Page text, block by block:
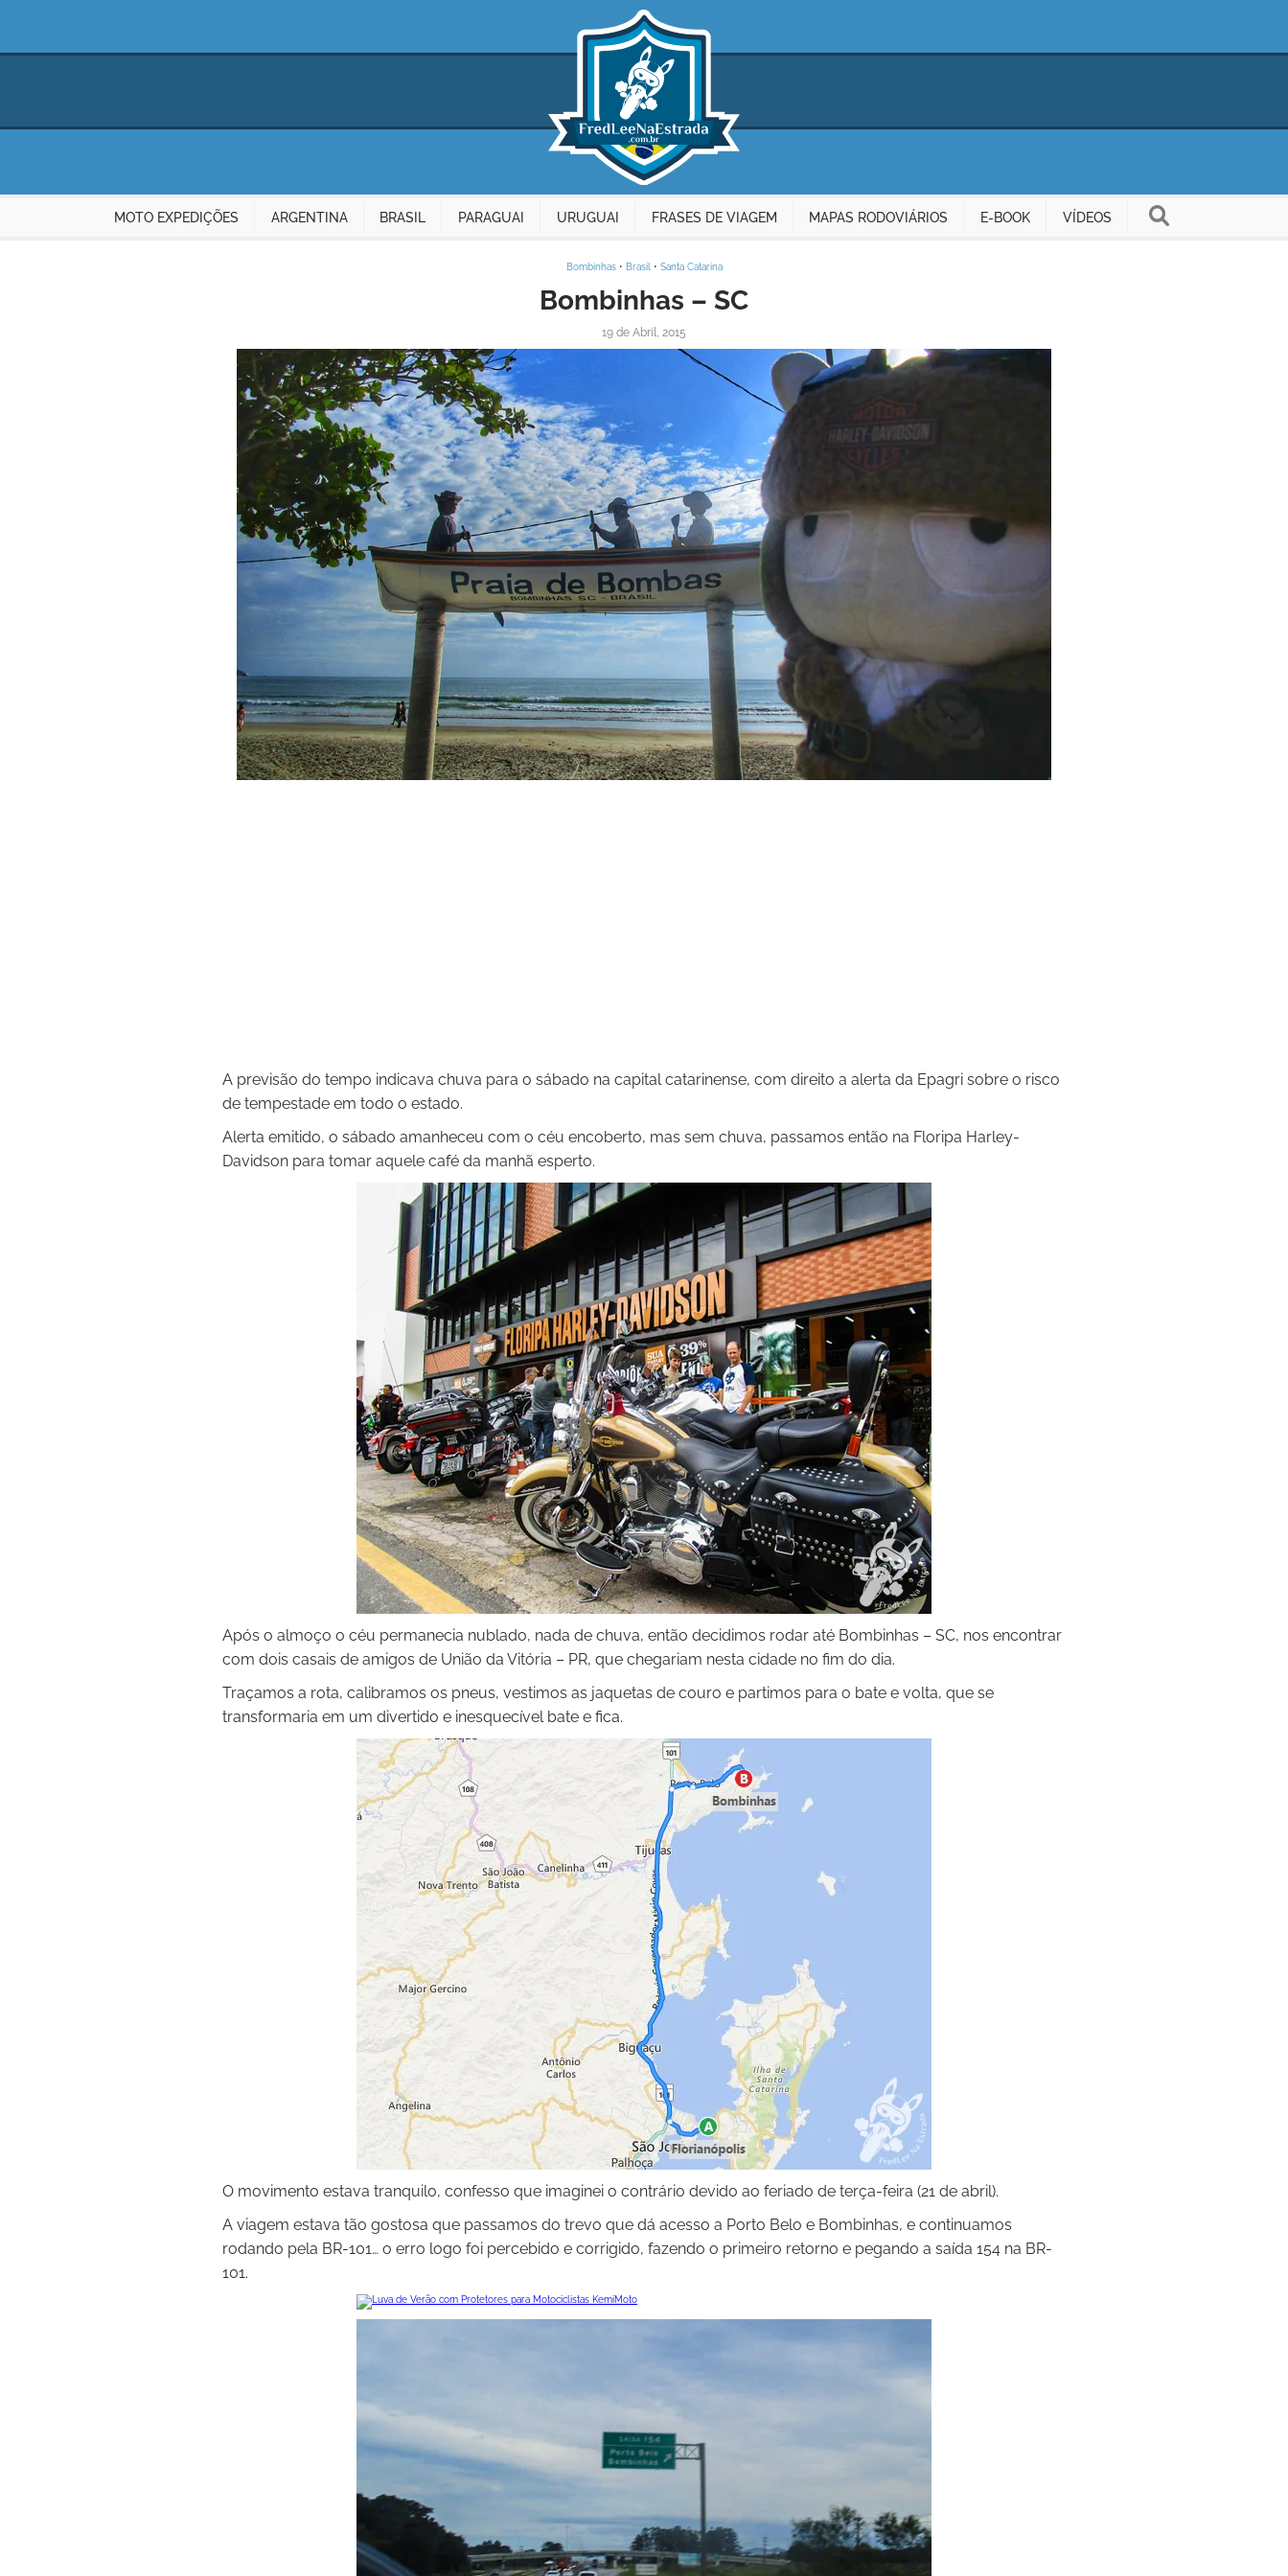
MOTO EXPEDIÇÕES ARGENTINA BRASIL PARAGUAI URUGUAI FRASES DE VIAGEM MAPAS RODOVIÁRIOS E-BOOK VÍDEOS
Bombinhas• Brasil • Santa Catarina
Bombinhas – SC
19 de Abril, 2015
A previsão do tempo indicava chuva para o sábado na capital catarinense, com direito a alerta da Epagri sobre o risco
de tempestade em todo o estado.
Alerta emitido, o sábado amanheceu com o céu encoberto, mas sem chuva, passamos então na Floripa Harley-
Davidson para tomar aquele café da manhã esperto.
Após o almoço o céu permanecia nublado, nada de chuva, então decidimos rodar até Bombinhas – SC, nos encontrar
com dois casais de amigos de União da Vitória – PR, que chegariam nesta cidade no fim do dia.
Traçamos a rota, calibramos os pneus, vestimos as jaquetas de couro e partimos para o bate e volta, que se
transformaria em um divertido e inesquecível bate e fica.
O movimento estava tranquilo, confesso que imaginei o contrário devido ao feriado de terça-feira (21 de abril).
A viagem estava tão gostosa que passamos do trevo que dá acesso a Porto Belo e Bombinhas, e continuamos
rodando pela BR-101… o erro logo foi percebido e corrigido, fazendo o primeiro retorno e pegando a saída 154 na BR-
101.